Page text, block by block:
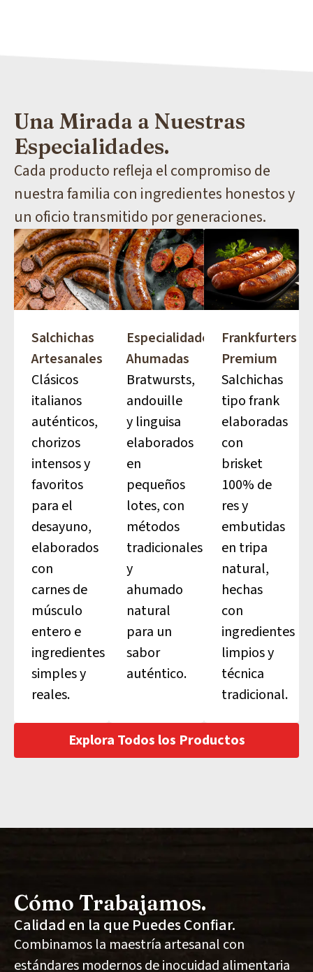
Una Mirada a Nuestras
Especialidades.
Cada producto refleja el compromiso de
nuestra familia con ingredientes honestos y
un oficio transmitido por generaciones.
Salchichas
Artesanales
Clásicos
italianos
auténticos,
chorizos
intensos y
favoritos
para el
desayuno,
elaborados
con
carnes de
músculo
entero e
ingredientes
simples y
reales.
Especialidades
Ahumadas
Bratwursts,
andouille
y linguisa
elaborados
en
pequeños
lotes, con
métodos
tradicionales
y
ahumado
natural
para un
sabor
auténtico.
Frankfurters
Premium
Salchichas
tipo frank
elaboradas
con
brisket
100% de
res y
embutidas
en tripa
natural,
hechas
con
ingredientes
limpios y
técnica
tradicional.
Explora Todos los Productos
Cómo Trabajamos.
Calidad en la que Puedes Confiar.
Combinamos la maestría artesanal con
estándares modernos de inocuidad alimentaria